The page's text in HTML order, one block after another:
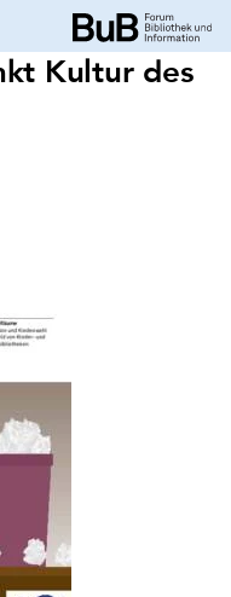
Kultur des